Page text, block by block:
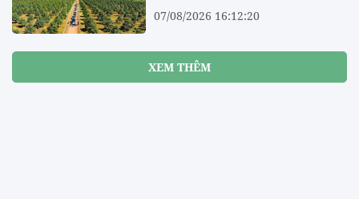
07/08/2026 16:12:20
XEM THÊM